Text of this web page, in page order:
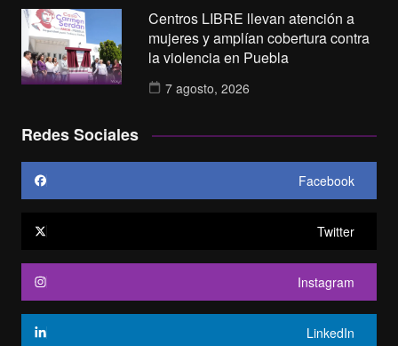
Centros LIBRE llevan atención a
mujeres y amplían cobertura contra
la violencia en Puebla
7 agosto, 2026
Redes Sociales
Facebook
Twitter
Instagram
LinkedIn